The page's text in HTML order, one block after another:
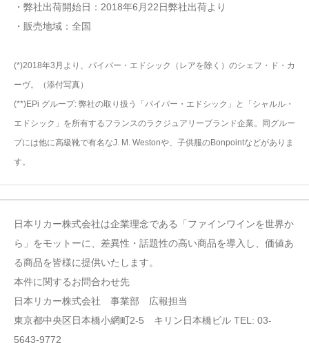
・弊社出荷開始日：2018年6月22日弊社出荷より
・販売地域：全国
(*)2018年3月より、パイパー・エドシック（レアを除く）のシェフ・ド・カ
ーヴ。（添付写真）
(**)EPi グループ: 弊社の取り扱う「パイパー・エドシック」と「シャルル・
エドシック」を所有するフランスのラクジュアリーブランド企業。同グルー
プには他に高級靴で有名なJ. M. Westonや、子供服のBonpointなどがありま
す。
日本リカー株式会社は企業理念である「ファインワインを世界か
ら」をモットーに、差異性・話題性の高い商品を導入し、価値あ
る商品を皆様に提供いたします。
本件に関するお問合わせ先
日本リカー株式会社 事業部 広報担当
東京都中央区日本橋小網町2-5 キリン日本橋ビル TEL: 03-
5643-9772